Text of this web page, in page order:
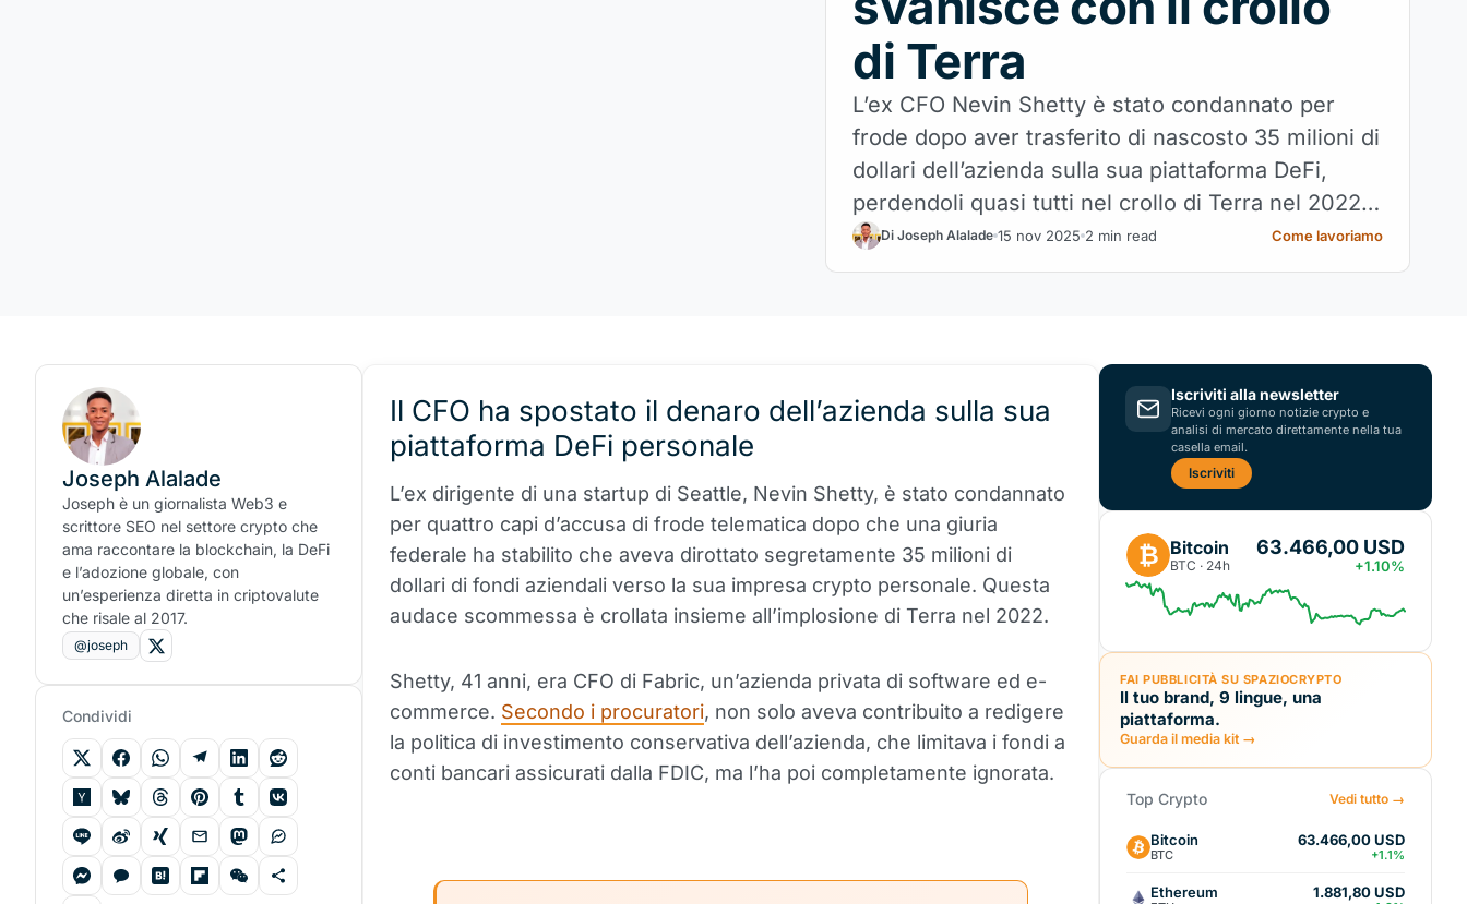
di Terra
L’ex CFO Nevin Shetty è stato condannato per
frode dopo aver trasferito di nascosto 35 milioni di
dollari dell’azienda sulla sua piattaforma DeFi,
perdendoli quasi tutti nel crollo di Terra nel 2022.
Ecco come è avvenuto lo schema e cosa accade
ora.
Di Joseph Alalade 15 nov 2025 2 min read Come lavoriamo
Il CFO ha spostato il denaro dell’azienda sulla sua
piattaforma DeFi personale
L’ex dirigente di una startup di Seattle, Nevin Shetty, è stato condannato
per quattro capi d’accusa di frode telematica dopo che una giuria
federale ha stabilito che aveva dirottato segretamente 35 milioni di
dollari di fondi aziendali verso la sua impresa crypto personale. Questa
audace scommessa è crollata insieme all’implosione di Terra nel 2022.
Shetty, 41 anni, era CFO di Fabric, un’azienda privata di software ed e-
commerce. Secondo i procuratori, non solo aveva contribuito a redigere
la politica di investimento conservativa dell’azienda, che limitava i fondi a
conti bancari assicurati dalla FDIC, ma l’ha poi completamente ignorata.
Joseph Alalade
Joseph è un giornalista Web3 e
scrittore SEO nel settore crypto che
ama raccontare la blockchain, la DeFi
e l’adozione globale, con
un’esperienza diretta in criptovalute
che risale al 2017.
@joseph
Condividi
Iscriviti alla newsletter
Ricevi ogni giorno notizie crypto e
analisi di mercato direttamente nella tua
casella email.
Iscriviti
₿ Bitcoin
BTC · 24h
63.466,00 USD
+1.10%
FAI PUBBLICITÀ SU SPAZIOCRYPTO
Il tuo brand, 9 lingue, una
piattaforma.
Guarda il media kit →
Top Crypto Vedi tutto →
Bitcoin
BTC
63.466,00 USD
+1.1%
Ethereum 1.881,80 USD